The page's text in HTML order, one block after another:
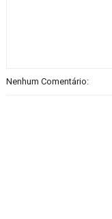
Nenhum Comentário: